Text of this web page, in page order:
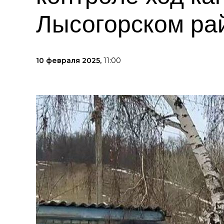
Лысогорском
10 февраля 2025, 11:00